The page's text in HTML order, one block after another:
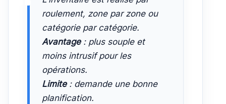
roulement, zone par zone ou
catégorie par catégorie.
Avantage: plus souple et
moins intrusif pour les
opérations.
Limite: demande une bonne
planification.